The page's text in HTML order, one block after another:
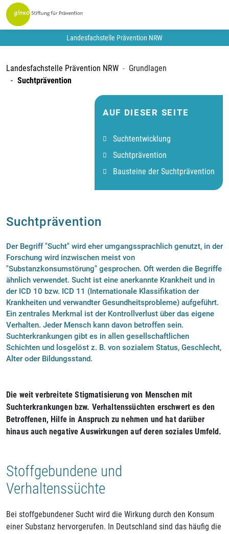
Landesfachstelle Prävention NRW
Landesfachstelle Prävention NRW
Grundlagen
Suchtprävention
AUF DIESER SEITE
Suchtentwicklung
Suchtprävention
Bausteine der Suchtprävention
Suchtprävention
Der Begriff "Sucht" wird eher umgangssprachlich genutzt, in der
Forschung wird inzwischen meist von
"Substanzkonsumstörung" gesprochen. Oft werden die Begriffe
ähnlich verwendet. Sucht ist eine anerkannte Krankheit und in
der ICD 10 bzw. ICD 11 (Internationale Klassifikation der
Krankheiten und verwandter Gesundheitsprobleme) aufgeführt.
Ein zentrales Merkmal ist der Kontrollverlust über das eigene
Verhalten. Jeder Mensch kann davon betroffen sein.
Suchterkrankungen gibt es in allen gesellschaftlichen
Schichten und losgelöst z. B. von sozialem Status, Geschlecht,
Alter oder Bildungsstand.
Die weit verbreitete Stigmatisierung von Menschen mit
Suchterkrankungen bzw. Verhaltenssüchten erschwert es den
Betroffenen, Hilfe in Anspruch zu nehmen und hat darüber
hinaus auch negative Auswirkungen auf deren soziales Umfeld.
Stoffgebundene und
Verhaltenssüchte
Bei stoffgebundener Sucht wird die Wirkung durch den Konsum
einer Substanz hervorgerufen. In Deutschland sind das häufig die